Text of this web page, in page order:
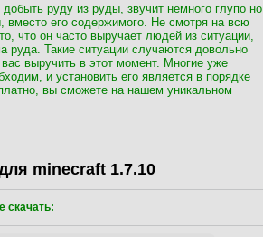
руду из руды, звучит немного глупо но
вместо его содержимого. Не смотря на всю
что он часто выручает людей из ситуации,
руда. Такие ситуации случаются довольно
выручить в этот момент. Многие уже
и установить его является в порядке
вы сможете на нашем уникальном
minecraft 1.7.10
скачать: